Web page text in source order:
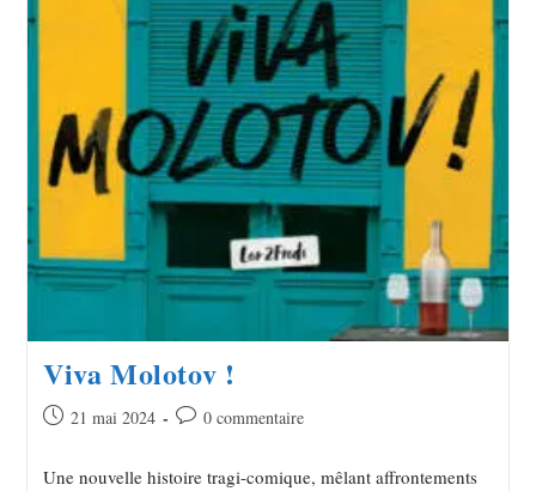
Viva Molotov !
21 mai 2024 0 commentaire
Une nouvelle histoire tragi-comique, mêlant affrontements